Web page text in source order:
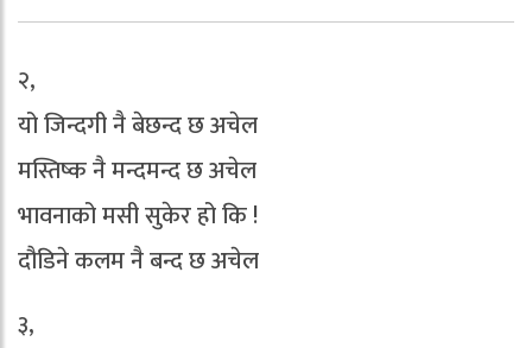
२,
यो जिन्दगी नै बेछन्द छ अचेल
मस्तिष्क नै मन्दमन्द छ अचेल
भावनाको मसी सुकेर हो कि !
दौडिने कलम नै बन्द छ अचेल
३,